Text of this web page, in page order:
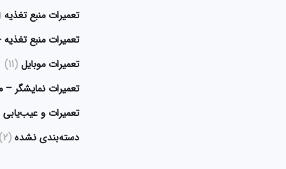
تعمیرات منبع تغذیه
تعمیرات منبع تغذیه
تعمیرات موبایل(11)
تعمیرات نمایشگر –
تعمیرات و
دسته‌بندی نشده(2)